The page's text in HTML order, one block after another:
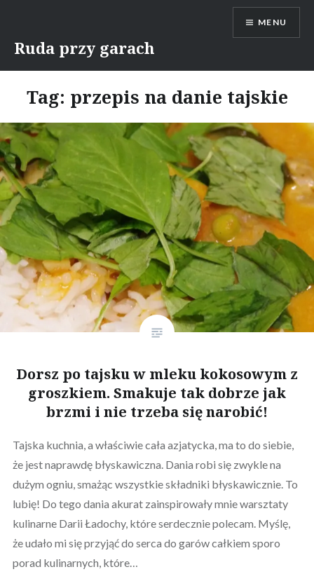
content
Ruda przy garach
MENU
Tag: przepis na danie tajskie
Dorsz po tajsku w mleku kokosowym z
groszkiem. Smakuje tak dobrze jak
brzmi i nie trzeba się narobić!
Tajska kuchnia, a właściwie cała azjatycka, ma to do siebie,
że jest naprawdę błyskawiczna. Dania robi się zwykle na
dużym ogniu, smażąc wszystkie składniki błyskawicznie. To
lubię! Do tego dania akurat zainspirowały mnie warsztaty
kulinarne Darii Ładochy, które serdecznie polecam. Myślę,
że udało mi się przyjąć do serca do garów całkiem sporo
porad kulinarnych, które…